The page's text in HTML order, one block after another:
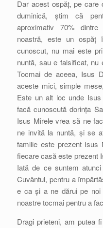
Dar acest ospăț, pe
duminică, știm că
aproximativ 70% dintre
noastră, este un ospăț
cunoscut, nu mai este
nuntă, sau e falsificat,
Tocmai de aceea, Isus
aceste mici, simple
Este un alt loc unde
facă cunoscută dorința
Isus Mirele vrea să ne
ne invită la nuntă, și se
familie este prezent Isus
fiecare casă este prezent
Iată de ce suntem
Cuvântul, pentru a
e ca și a ne dărui pe noi
noastre tocmai pentru a
Dragi prieteni, am putea